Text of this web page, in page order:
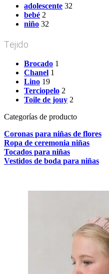
adolescente 32
bebé 2
niño 32
Tejido
Brocado 1
Chanel 1
Lino 19
Terciopelo 2
Toile de jouy 2
Categorías de producto
Coronas para niñas de flores
Ropa de ceremonia niñas
Tocados para niñas
Vestidos de boda para niñas